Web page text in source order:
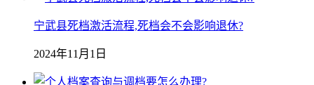
宁武县死档激活流程,死档会不会影响退休?
2024年11月1日